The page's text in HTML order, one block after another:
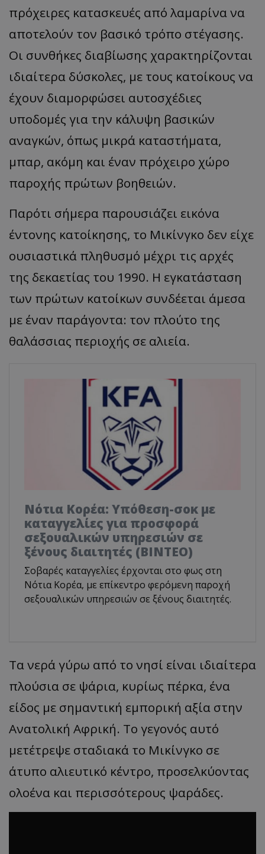
πρόχειρες κατασκευές από λαμαρίνα να
αποτελούν τον βασικό τρόπο στέγασης.
Οι συνθήκες διαβίωσης χαρακτηρίζονται
ιδιαίτερα δύσκολες, με τους κατοίκους να
έχουν διαμορφώσει αυτοσχέδιες
υποδομές για την κάλυψη βασικών
αναγκών, όπως μικρά καταστήματα,
μπαρ, ακόμη και έναν πρόχειρο χώρο
παροχής πρώτων βοηθειών.
Παρότι σήμερα παρουσιάζει εικόνα
έντονης κατοίκησης, το Μικίνγκο δεν είχε
ουσιαστικά πληθυσμό μέχρι τις αρχές
της δεκαετίας του 1990. Η εγκατάσταση
των πρώτων κατοίκων συνδέεται άμεσα
με έναν παράγοντα: τον πλούτο της
θαλάσσιας περιοχής σε αλιεία.
Νότια Κορέα: Υπόθεση-σοκ με
καταγγελίες για προσφορά
σεξουαλικών υπηρεσιών σε
ξένους διαιτητές (BINTEO)
Σοβαρές καταγγελίες έρχονται στο φως στη
Νότια Κορέα, με επίκεντρο φερόμενη παροχή
σεξουαλικών υπηρεσιών σε ξένους διαιτητές.
Τα νερά γύρω από το νησί είναι ιδιαίτερα
πλούσια σε ψάρια, κυρίως πέρκα, ένα
είδος με σημαντική εμπορική αξία στην
Ανατολική Αφρική. Το γεγονός αυτό
μετέτρεψε σταδιακά το Μικίνγκο σε
άτυπο αλιευτικό κέντρο, προσελκύοντας
ολοένα και περισσότερους ψαράδες.